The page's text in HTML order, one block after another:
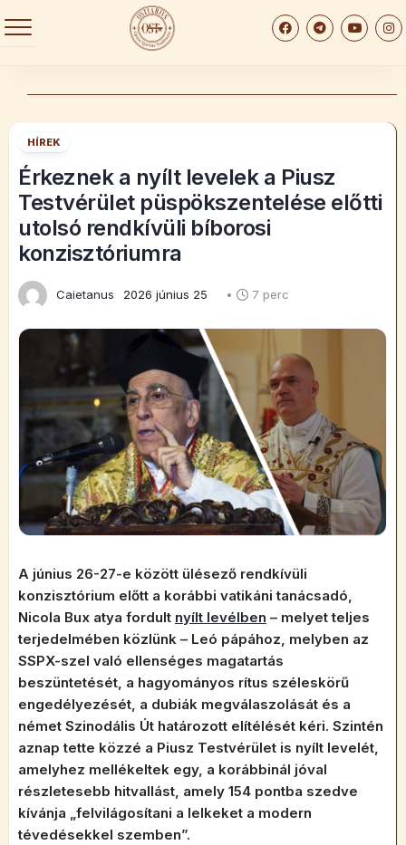
to
HÍREK
Érkeznek a nyílt levelek a Piusz
Testvérület püspökszentelése előtti
utolsó rendkívüli bíborosi
konzisztóriumra
Caietanus 2026 június 25 • 7 perc
A június 26-27-e között ülésező rendkívüli
konzisztórium előtt a korábbi vatikáni tanácsadó,
Nicola Bux atya fordult nyílt levélben – melyet teljes
terjedelmében közlünk – Leó pápához, melyben az
SSPX-szel való ellenséges magatartás
beszüntetését, a hagyományos rítus széleskörű
engedélyezését, a dubiák megválaszolását és a
német Szinodális Út határozott elítélését kéri. Szintén
aznap tette közzé a Piusz Testvérület is nyílt levelét,
amelyhez mellékeltek egy, a korábbinál jóval
részletesebb hitvallást, amely 154 pontba szedve
kívánja „felvilágosítani a lelkeket a modern
tévedésekkel szemben”.